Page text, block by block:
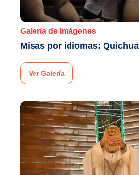
Galería de Imágenes
Misas por idiomas: Quichua
Ver Galería